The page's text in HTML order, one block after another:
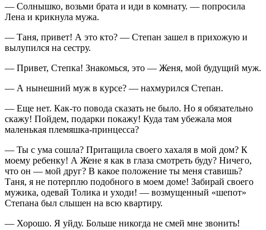
— Солнышко, возьми брата и иди в комнату. — попросила
Лена и крикнула мужа.
— Таня, привет! А это кто? — Степан зашел в прихожую и
вылупился на сестру.
— Привет, Степка! Знакомься, это — Женя, мой будущий муж.
— А нынешний муж в курсе? — нахмурился Степан.
— Еще нет. Как-то повода сказать не было. Но я обязательно
скажу! Пойдем, подарки покажу! Куда там убежала моя
маленькая племяшка-принцесса?
— Ты с ума сошла? Притащила своего хахаля в мой дом? К
моему ребенку! А Жене я как в глаза смотреть буду? Ничего,
что он — мой друг? В какое положение ты меня ставишь?
Таня, я не потерплю подобного в моем доме! Забирай своего
мужика, одевай Толика и уходи! — возмущенный «шепот»
Степана был слышен на всю квартиру.
— Хорошо. Я уйду. Больше никогда не смей мне звонить!